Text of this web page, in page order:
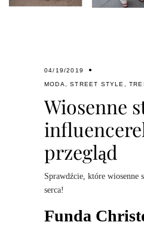
04/19/2019
MODA,STREET STYLE ,
Wiosenne
przegląd
Sprawdźcie, które wiosenne
serca!
Funda